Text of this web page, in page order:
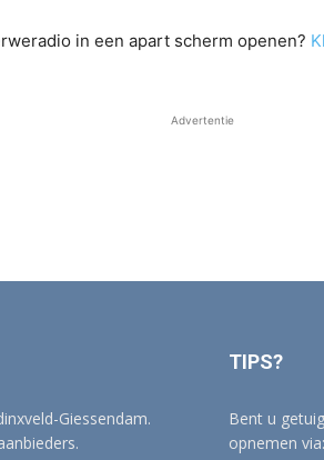
in een apart scherm openen?
Advertentie
Giessendam.
TIPS?
Bent u
opnemen via: